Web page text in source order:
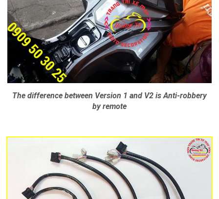
The difference between Version 1 and V2 is Anti-robbery
by remote